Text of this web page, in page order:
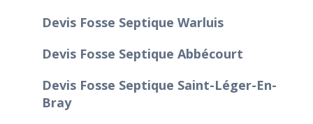
Devis Fosse Septique Warluis
Devis Fosse Septique Abbécourt
Devis Fosse Septique Saint-Léger-En-
Bray